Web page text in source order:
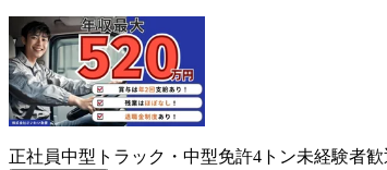
正社員中型トラック・中型免許4トン未経験者歓